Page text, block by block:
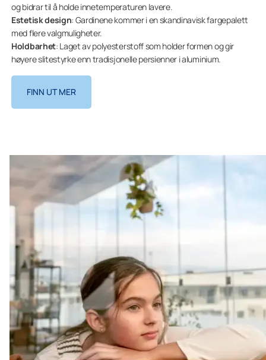
og bidrar til å holde innetemperaturen lavere.
Estetisk design: Gardinene kommer i en skandinavisk fargepalett
med flere valgmuligheter.
Holdbarhet: Laget av polyesterstoff som holder formen og gir
høyere slitestyrke enn tradisjonelle persienner i aluminium.
FINN UT MER